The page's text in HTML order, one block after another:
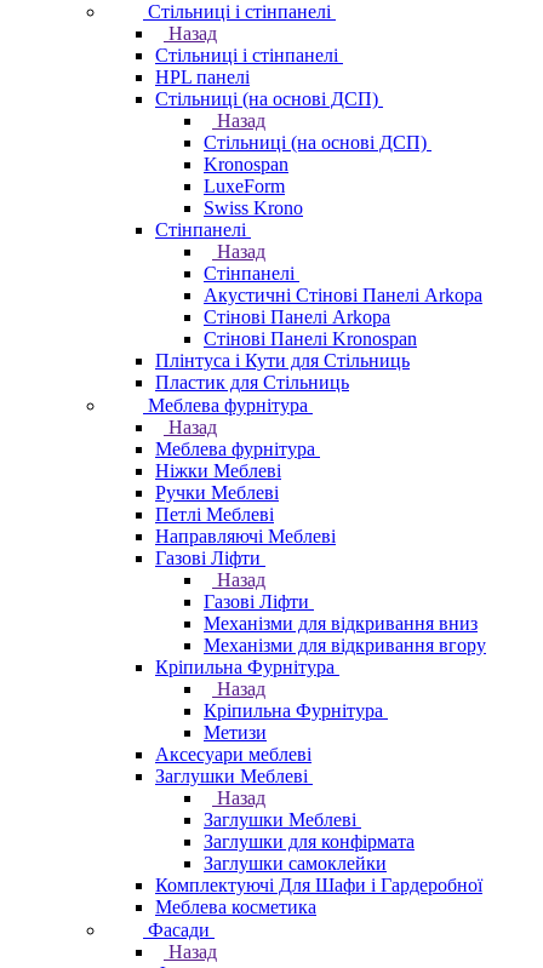
Стільниці і стінпанелі
Назад
Стільниці і стінпанелі
HPL панелі
Стільниці (на основі ДСП)
Назад
Стільниці (на основі ДСП)
Kronospan
LuxeForm
Swiss Krono
Стінпанелі
Назад
Стінпанелі
Акустичні Стінові Панелі Аrkopa
Стінові Панелі Arkopa
Стінові Панелі Kronospan
Плінтуса і Кути для Стільниць
Пластик для Стільниць
Меблева фурнітура
Назад
Меблева фурнітура
Ніжки Меблеві
Ручки Меблеві
Петлі Меблеві
Направляючі Меблеві
Газові Ліфти
Назад
Газові Ліфти
Механізми для відкривання вниз
Механізми для відкривання вгору
Кріпильна Фурнітура
Назад
Кріпильна Фурнітура
Метизи
Аксесуари меблеві
Заглушки Меблеві
Назад
Заглушки Меблеві
Заглушки для конфірмата
Заглушки самоклейки
Комплектуючі Для Шафи і Гардеробної
Меблева косметика
Фасади
Назад